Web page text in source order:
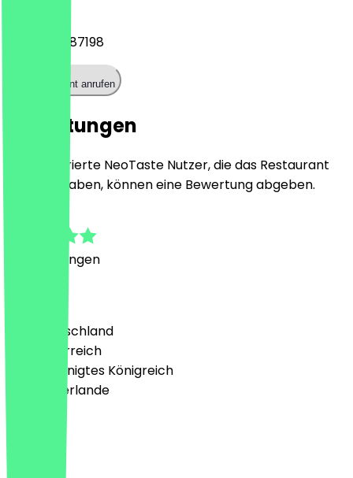
+4951152487198
Restaurant anrufen
Bewertungen
Nur registrierte NeoTaste Nutzer, die das Restaurant
besucht haben, können eine Bewertung abgeben.
Bewertungen
🇩🇪 Deutschland
🇦🇹 Österreich
🇬🇧 Vereinigtes Königreich
🇳🇱 Niederlande
Deutsch